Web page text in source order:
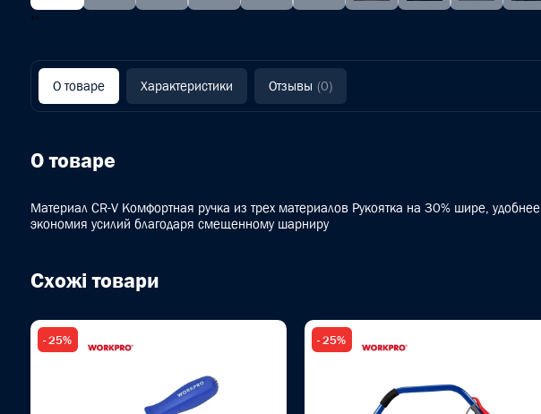
‹›
О товаре Характеристики Отзывы (0)
О товаре
Материал CR-V Комфортная ручка из трех материалов Рукоятка на 30% шире, удобнее,
экономия усилий благодаря смещенному шарниру
Схожі товари
- 25% - 25%